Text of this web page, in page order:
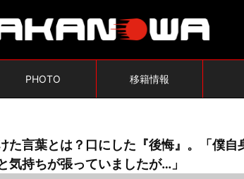
PHOTO 移籍情報
言葉とは？口にした『後悔』。「僕自
気持ちが張っていましたが…」